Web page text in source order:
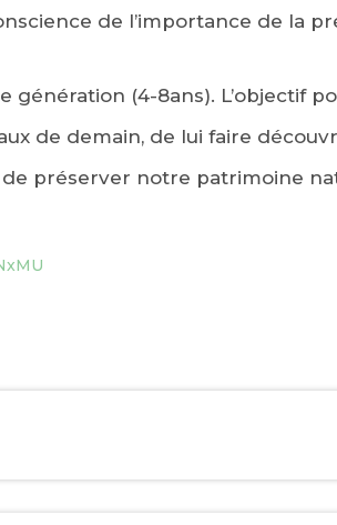
de l’importance de la
génération (4-8ans). L’objectif
de demain, de lui faire
préserver notre patrimoine